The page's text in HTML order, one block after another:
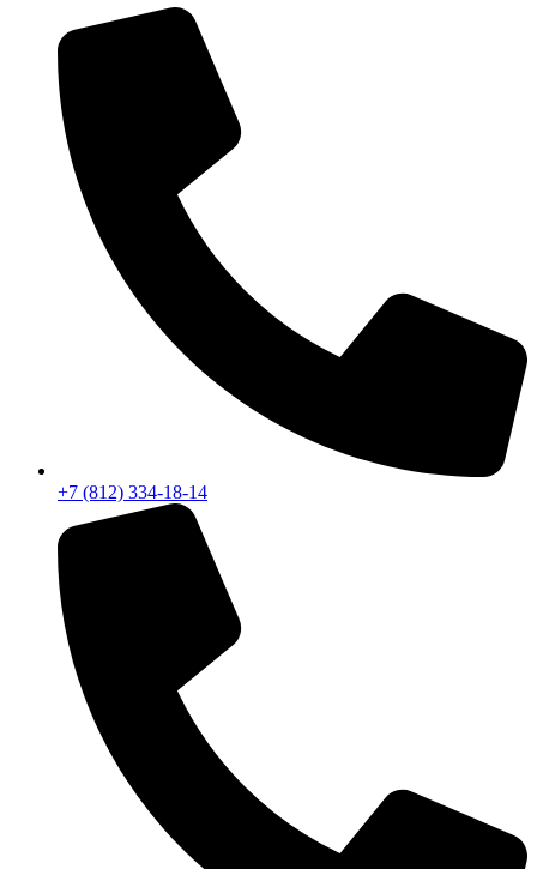
+7 (812) 334-18-14